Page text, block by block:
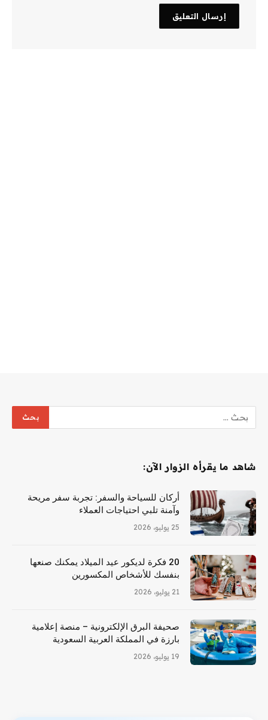
شاهد ما يقرأه الزوار الآن:
أركان للسياحة والسفر: تجربة سفر مريحة
وآمنة تلبي احتياجات العملاء
25 يوليو، 2026
20 فكرة لديكور عيد الميلاد يمكنك صنعها
بنفسك للأشخاص المكسورين
21 يوليو، 2026
صحيفة البرق الإلكترونية – منصة إعلامية
بارزة في المملكة العربية السعودية
19 يوليو، 2026